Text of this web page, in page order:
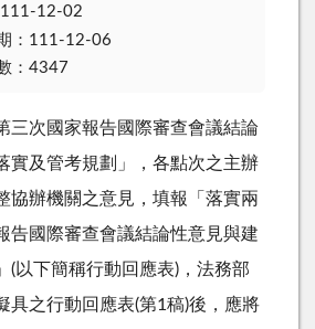
111-12-02
：111-12-06
：4347
三次國家報告國際審查會議結論
實及管考規劃」，各點次之主辦
協辦機關之意見，填報「落實兩
告國際審查會議結論性意見與建
(以下簡稱行動回應表) ，法務部
具之行動回應表(第1稿)後，應將